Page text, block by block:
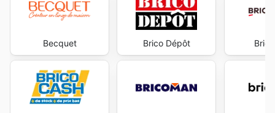
Becquet Brico Dépôt